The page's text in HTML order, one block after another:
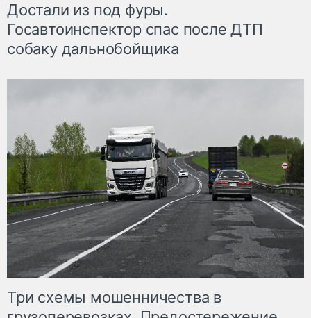
Достали из под фуры.
Госавтоинспектор спас после ДТП
собаку дальнобойщика
Три схемы мошенничества в